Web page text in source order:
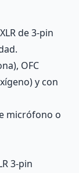
de 3-pin
OFC
y con
micrófono o
3-pin